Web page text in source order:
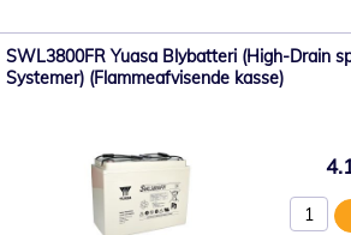
SWL3800FR Yuasa Blybatteri (High-Drain
Systemer) (Flammeafvisende kasse)